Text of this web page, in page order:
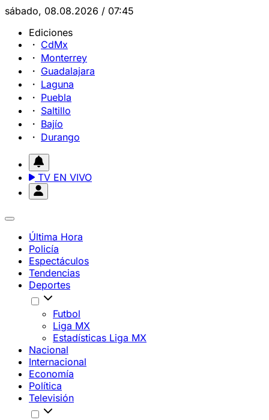
sábado, 08.08.2026 / 07:45
Ediciones
CdMx
Monterrey
Guadalajara
Laguna
Puebla
Saltillo
Bajío
Durango
TV EN VIVO
Última Hora
Policía
Espectáculos
Tendencias
Deportes
Futbol
Liga MX
Estadísticas Liga MX
Nacional
Internacional
Economía
Política
Televisión